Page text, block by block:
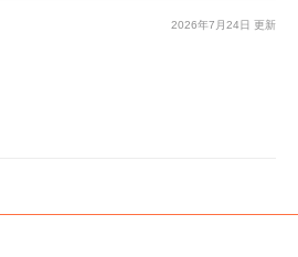
2026年7月24日 更新